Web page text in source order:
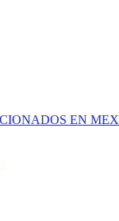
EN